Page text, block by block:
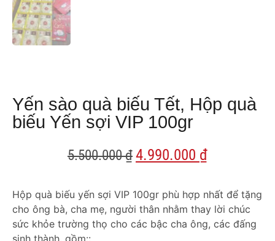
Yến sào quà biếu Tết, Hộp quà
biếu Yến sợi VIP 100gr
5.500.000₫4.990.000 ₫
Hộp quà biếu yến sợi VIP 100gr phù hợp nhất để tặng
cho ông bà, cha mẹ, người thân nhằm thay lời chúc
sức khỏe trường thọ cho các bậc cha ông, các đấng